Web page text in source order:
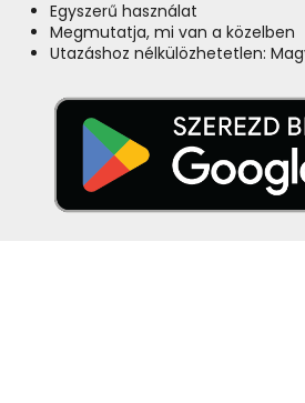
Egyszerű használat
Megmutatja, mi van a közelben
Utazáshoz nélkülözhetetlen: